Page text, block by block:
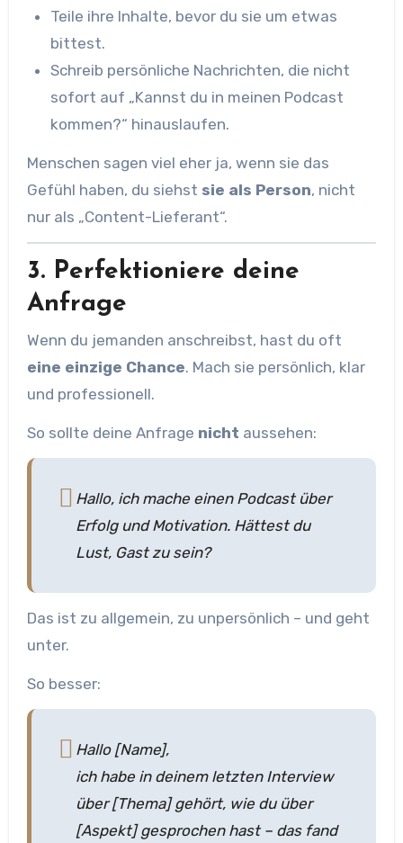
Teile ihre Inhalte, bevor du sie um etwas
bittest.
Schreib persönliche Nachrichten, die nicht
sofort auf „Kannst du in meinen Podcast
kommen?“ hinauslaufen.
Menschen sagen viel eher ja, wenn sie das
Gefühl haben, du siehst sie als Person, nicht
nur als „Content-Lieferant“.
3. Perfektioniere deine
Anfrage
Wenn du jemanden anschreibst, hast du oft
eine einzige Chance. Mach sie persönlich, klar
und professionell.
So sollte deine Anfrage nicht aussehen:
Hallo, ich mache einen Podcast über
Erfolg und Motivation. Hättest du
Lust, Gast zu sein?
Das ist zu allgemein, zu unpersönlich – und geht
unter.
So besser:
Hallo [Name],
ich habe in deinem letzten Interview
über [Thema] gehört, wie du über
[Aspekt] gesprochen hast – das fand